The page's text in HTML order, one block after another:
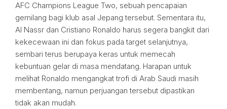
AFC Champions League Two, sebuah pencapaian
gemilang bagi klub asal Jepang tersebut. Sementara itu,
Al Nassr dan Cristiano Ronaldo harus segera bangkit dari
kekecewaan ini dan fokus pada target selanjutnya,
sembari terus berupaya keras untuk memecah
kebuntuan gelar di masa mendatang. Harapan untuk
melihat Ronaldo mengangkat trofi di Arab Saudi masih
membentang, namun perjuangan tersebut dipastikan
tidak akan mudah.